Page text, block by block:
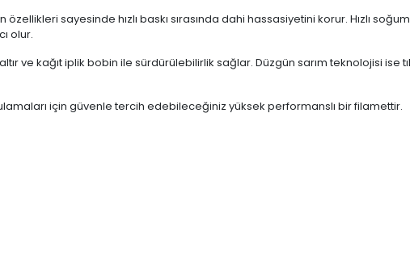
sayesinde hızlı baskı sırasında dahi hassasiyetini korur. Hızlı
olur.
ve kağıt iplik bobin ile sürdürülebilirlik sağlar. Düzgün sarım teknolojisi ise
için güvenle tercih edebileceğiniz yüksek performanslı bir filamettir.